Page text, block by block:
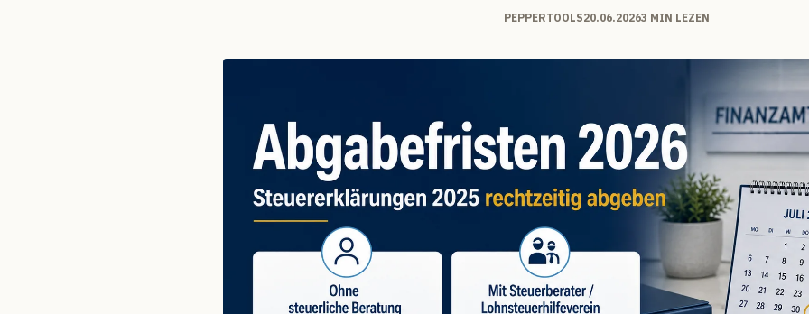
PEPPERTOOLS20.06.20263 MIN LEZEN